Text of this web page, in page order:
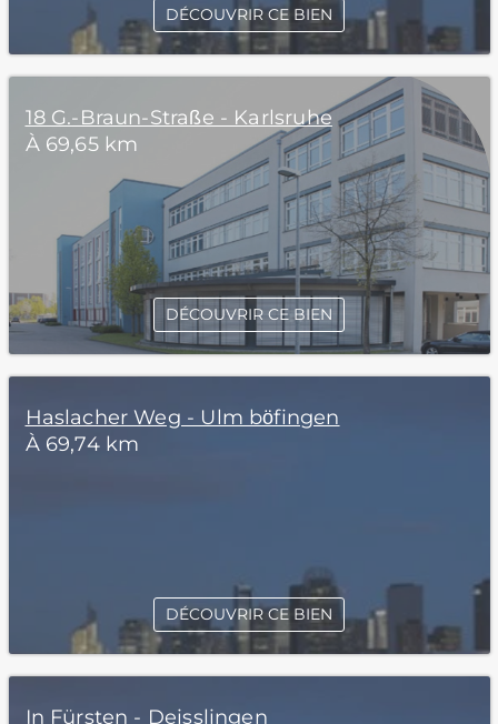
DÉCOUVRIR CE BIEN
18 G.-Braun-Straße - Karlsruhe
À 69,65 km
DÉCOUVRIR CE BIEN
Haslacher Weg - Ulm böfingen
À 69,74 km
DÉCOUVRIR CE BIEN
In Fürsten - Deisslingen